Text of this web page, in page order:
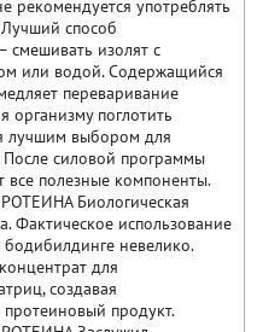
рекомендуется употреблять
способ
смешивать изолят с
или водой. Содержащийся
переваривание
организму поглотить
лучшим выбором для
силовой программы
все полезные компоненты.
Биологическая
Фактическое использование
невелико.
для
создавая
продукт.